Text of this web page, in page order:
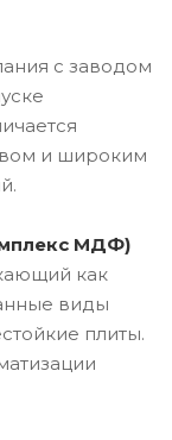
с заводом
и широким
МДФ)
как
виды
плиты.